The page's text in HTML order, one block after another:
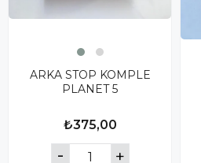
ARKA STOP KOMPLE
PLANET 5
₺375,00